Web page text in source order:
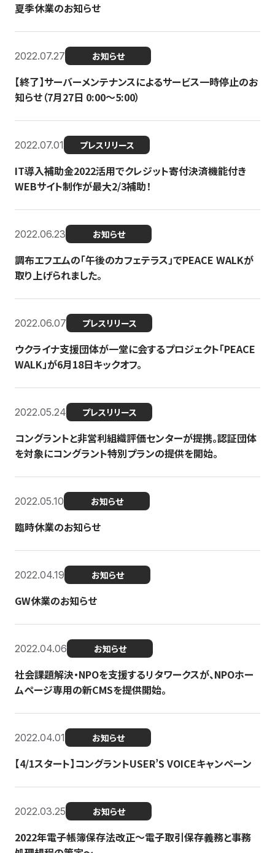
夏季休業のお知らせ
2022.07.27 お知らせ
【終了】サーバーメンテナンスによるサービス一時停止のお
知らせ（7月27日 0:00〜5:00）
2022.07.01 プレスリリース
IT導入補助金2022活用でクレジット寄付決済機能付き
WEBサイト制作が最大2/3補助！
2022.06.23 お知らせ
調布エフエムの「午後のカフェテラス」でPEACE WALKが
取り上げられました。
2022.06.07 プレスリリース
ウクライナ支援団体が一堂に会するプロジェクト「PEACE
WALK」が6月18日キックオフ。
2022.05.24 プレスリリース
コングラントと非営利組織評価センターが提携。認証団体
を対象にコングラント特別プランの提供を開始。
2022.05.10 お知らせ
臨時休業のお知らせ
2022.04.19 お知らせ
GW休業のお知らせ
2022.04.06 お知らせ
社会課題解決・NPOを支援するリタワークスが、NPOホー
ムページ専用の新CMSを提供開始。
2022.04.01 お知らせ
【4/1スタート】コングラントUSER’S VOICEキャンペーン
2022.03.25 お知らせ
2022年電子帳簿保存法改正～電子取引保存義務と事務